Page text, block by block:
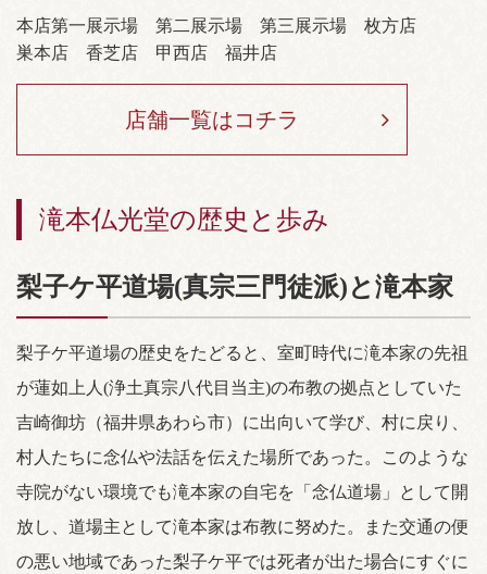
本店第一展示場 第二展示場 第三展示場
枚方店
巣本店
香芝店 甲西店 福井店
店舗一覧はコチラ
滝本仏光堂の歴史と歩み
梨子ケ平道場(真宗三門徒派)と滝本家
梨子ケ平道場の歴史をたどると、室町時代に滝本家の先祖
が蓮如上人(浄土真宗八代目当主)の布教の拠点としていた
吉崎御坊（福井県あわら市）に出向いて学び、村に戻り、
村人たちに念仏や法話を伝えた場所であった。このような
寺院がない環境でも滝本家の自宅を「念仏道場」として開
放し、道場主として滝本家は布教に努めた。また交通の便
の悪い地域であった梨子ケ平では死者が出た場合にすぐに